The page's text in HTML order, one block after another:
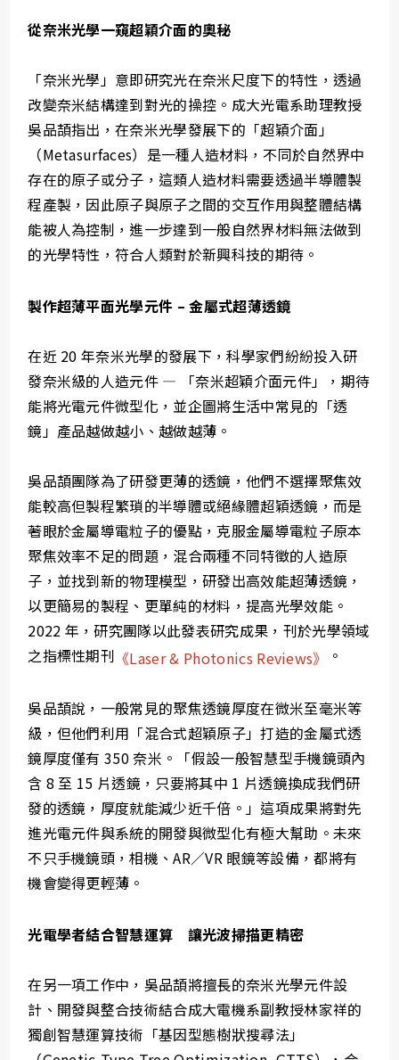
從奈米光學一窺超穎介面的奧秘
「奈米光學」意即研究光在奈米尺度下的特性，透過
改變奈米結構達到對光的操控。成大光電系助理教授
吳品頡指出，在奈米光學發展下的「超穎介面」
（Metasurfaces）是一種人造材料，不同於自然界中
存在的原子或分子，這類人造材料需要透過半導體製
程產製，因此原子與原子之間的交互作用與整體結構
能被人為控制，進一步達到一般自然界材料無法做到
的光學特性，符合人類對於新興科技的期待。
製作超薄平面光學元件 – 金屬式超薄透鏡
在近 20 年奈米光學的發展下，科學家們紛紛投入研
發奈米級的人造元件 — 「奈米超穎介面元件」，期待
能將光電元件微型化，並企圖將生活中常見的「透
鏡」產品越做越小、越做越薄。
吳品頡團隊為了研發更薄的透鏡，他們不選擇聚焦效
能較高但製程繁瑣的半導體或絕緣體超穎透鏡，而是
著眼於金屬導電粒子的優點，克服金屬導電粒子原本
聚焦效率不足的問題，混合兩種不同特徵的人造原
子，並找到新的物理模型，研發出高效能超薄透鏡，
以更簡易的製程、更單純的材料，提高光學效能。
2022 年，研究團隊以此發表研究成果，刊於光學領域
之指標性期刊 《Laser & Photonics Reviews》 。
吳品頡說，一般常見的聚焦透鏡厚度在微米至毫米等
級，但他們利用「混合式超穎原子」打造的金屬式透
鏡厚度僅有 350 奈米。「假設一般智慧型手機鏡頭內
含 8 至 15 片透鏡，只要將其中 1 片透鏡換成我們研
發的透鏡，厚度就能減少近千倍。」這項成果將對先
進光電元件與系統的開發與微型化有極大幫助。未來
不只手機鏡頭，相機、AR／VR 眼鏡等設備，都將有
機會變得更輕薄。
光電學者結合智慧運算 讓光波掃描更精密
在另一項工作中，吳品頡將擅長的奈米光學元件設
計、開發與整合技術結合成大電機系副教授林家祥的
獨創智慧運算技術「基因型態樹狀搜尋法」